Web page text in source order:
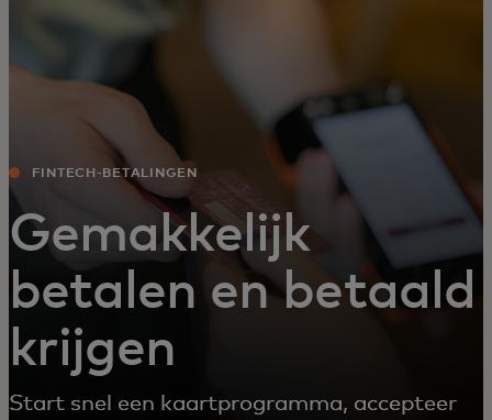
Nieuws en trends
FINTECH-BETALINGEN
Gemakkelijk
betalen en betaald
krijgen
Start snel een kaartprogramma, accepteer